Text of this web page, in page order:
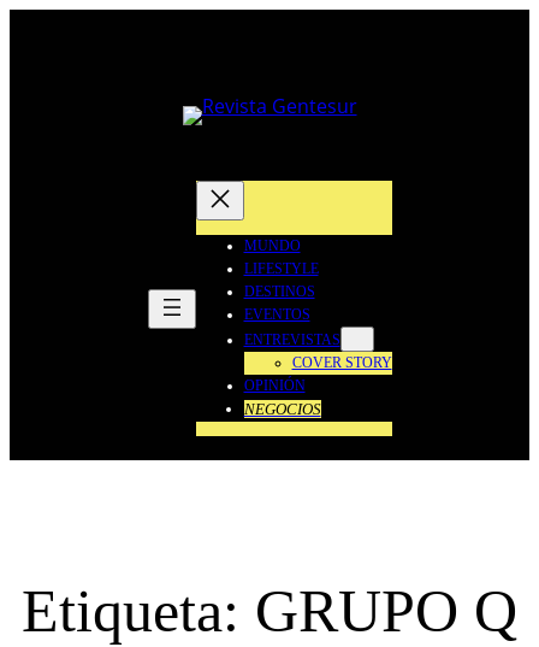
MUNDO
LIFESTYLE
DESTINOS
EVENTOS
ENTREVISTAS
COVER STORY
OPINIÓN
NEGOCIOS
Etiqueta: GRUPO Q